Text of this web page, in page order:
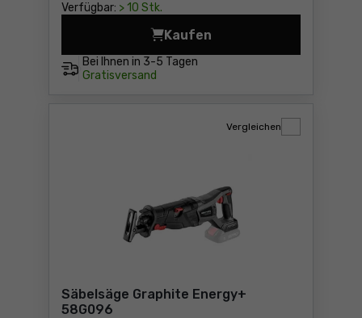
Verfügbar: > 10 Stk.
Bei Ihnen in 3-5 Tagen
Gratisversand
Kaufen
Handkreissäge Graphite
Säbelsäge Graphite Energy+
58G096
Vergleichen